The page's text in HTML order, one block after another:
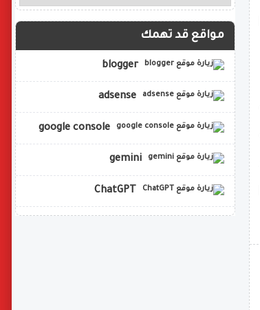
مواقع قد تهمك
blogger